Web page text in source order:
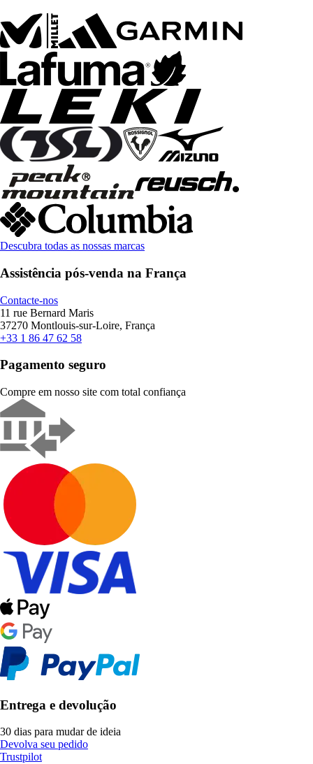
Descubra todas as nossas marcas
Assistência pós-venda na França
Contacte-nos
11 rue Bernard Maris
37270 Montlouis-sur-Loire, França
+33 1 86 47 62 58
Pagamento seguro
Compre em nosso site com total confiança
Entrega e devolução
30 dias para mudar de ideia
Devolva seu pedido
Trustpilot